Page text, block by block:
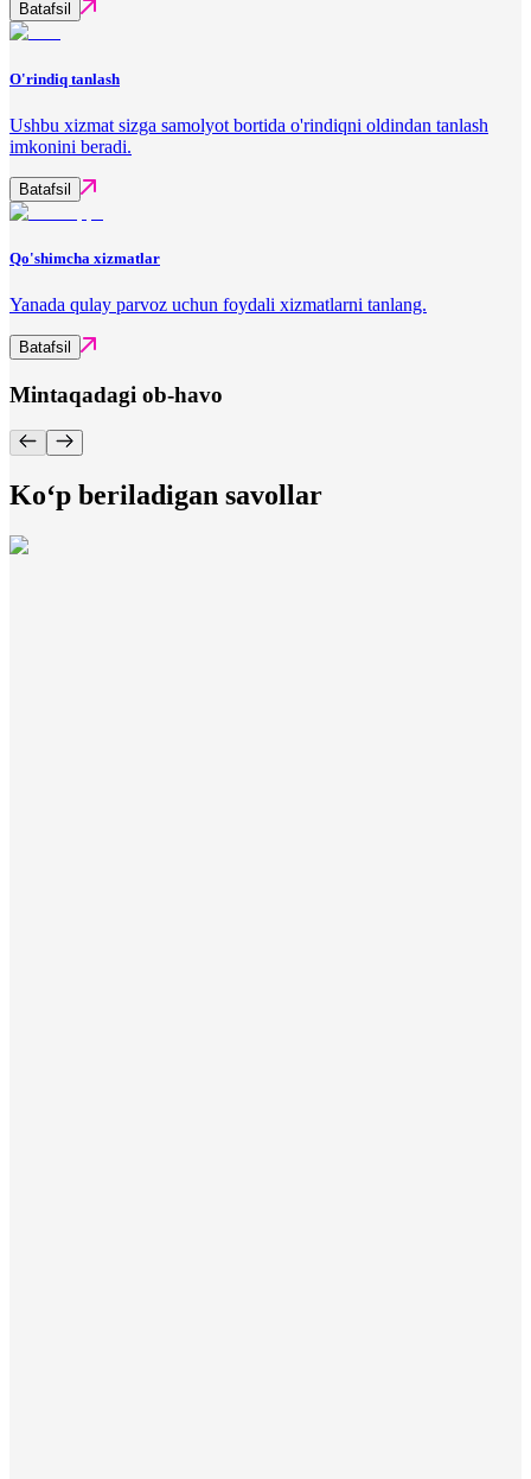
Batafsil
O'rindiq tanlash
Ushbu xizmat sizga samolyot bortida o'rindiqni oldindan tanlash
imkonini beradi.
Batafsil
Qo'shimcha xizmatlar
Yanada qulay parvoz uchun foydali xizmatlarni tanlang.
Batafsil
Mintaqadagi ob-havo
Ko‘p beriladigan savollar